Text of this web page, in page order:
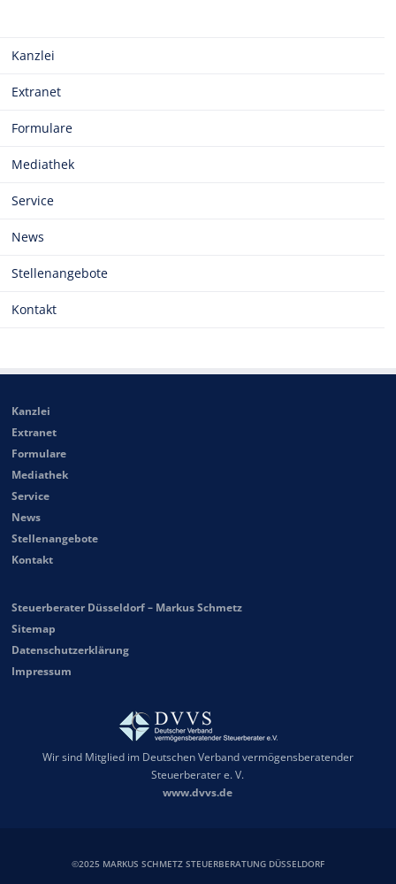
Kanzlei
Extranet
Formulare
Mediathek
Service
News
Stellenangebote
Kontakt
Kanzlei
Extranet
Formulare
Mediathek
Service
News
Stellenangebote
Kontakt
Steuerberater Düsseldorf – Markus Schmetz
Sitemap
Datenschutzerklärung
Impressum
Wir sind Mitglied im Deutschen Verband vermögensberatender
Steuerberater e. V.
www.dvvs.de
©2025 MARKUS SCHMETZ STEUERBERATUNG DÜSSELDORF